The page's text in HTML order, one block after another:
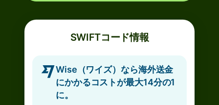
SWIFTコード情報
Wise（ワイズ）なら海外送金
にかかるコストが最大14分の1
に。